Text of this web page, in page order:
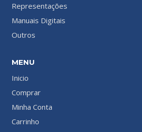
Representações
Manuais Digitais
Outros
MENU
Inicio
Comprar
Minha Conta
Carrinho